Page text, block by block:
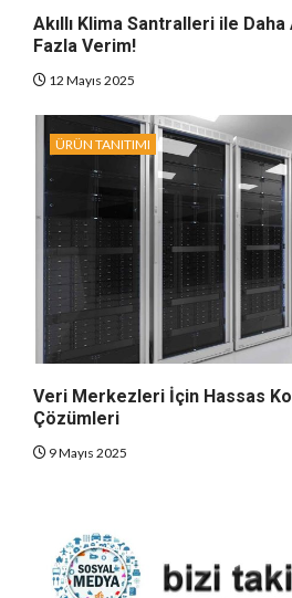
Akıllı Klima Santralleri ile
Fazla Verim!
12 Mayıs 2025
ÜRÜN TANITIMI
Veri Merkezleri İçin Hassas
Çözümleri
9 Mayıs 2025